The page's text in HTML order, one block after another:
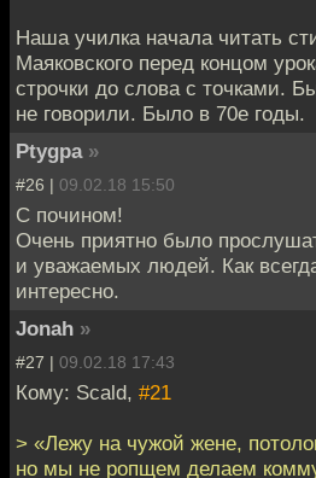
Наша училка начала читать
Маяковского перед концом
строчки до слова с точками.
не говорили. Было в 70е годы.
Ptygpa »
#26 | 09.02.18 15:50
С почином!
Очень приятно было
и уважаемых людей. Как
интересно.
Jonah »
#27 | 09.02.18 17:43
Кому: Scald, #21
> «Лежу на чужой жене,
но мы не ропщем делаем